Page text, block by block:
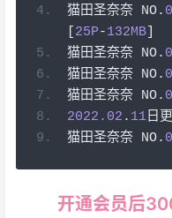
猫田圣奈奈 NO.
25P-132MB]
猫田圣奈奈 NO.
猫田圣奈奈 NO.
猫田圣奈奈 NO.
2022.02 . 11日更
猫田圣奈奈 NO.
开通会员后